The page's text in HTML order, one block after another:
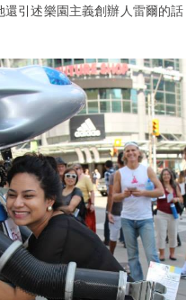
引述樂園主義創辦人雷爾的